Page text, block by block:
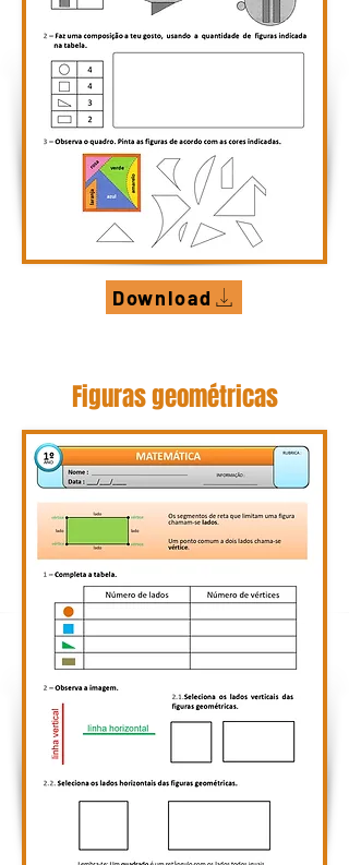
Download
Figuras geométricas